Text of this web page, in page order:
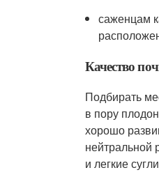
саженцам
Качество
Подбирать
в пору
хорошо
нейтральной
и легкие